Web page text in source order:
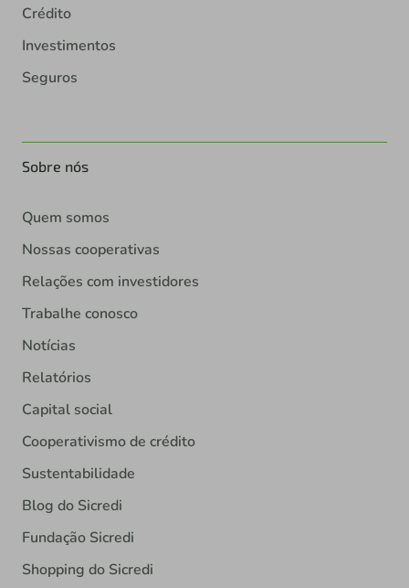
Crédito
Investimentos
Seguros
Sobre nós
Quem somos
Nossas cooperativas
Relações com investidores
Trabalhe conosco
Notícias
Relatórios
Capital social
Cooperativismo de crédito
Sustentabilidade
Blog do Sicredi
Fundação Sicredi
Shopping do Sicredi